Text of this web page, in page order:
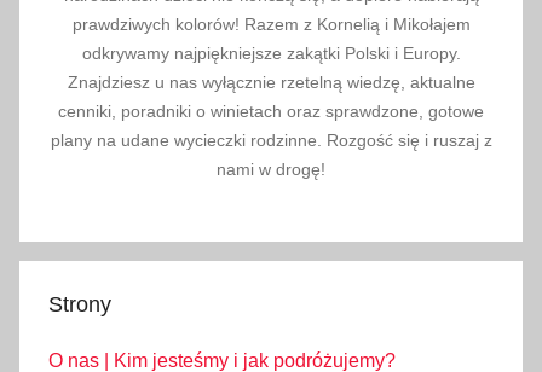
prawdziwych kolorów! Razem z Kornelią i Mikołajem
odkrywamy najpiękniejsze zakątki Polski i Europy.
Znajdziesz u nas wyłącznie rzetelną wiedzę, aktualne
cenniki, poradniki o winietach oraz sprawdzone, gotowe
plany na udane wycieczki rodzinne. Rozgość się i ruszaj z
nami w drogę!
Strony
O nas | Kim jesteśmy i jak podróżujemy?